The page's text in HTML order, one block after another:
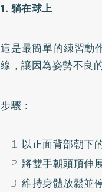
1. 躺在球上
這是最簡單的練習動
線，讓因為姿勢不良
步驟：
以正面背部朝下
將雙手朝頭頂伸
維持身體放鬆並